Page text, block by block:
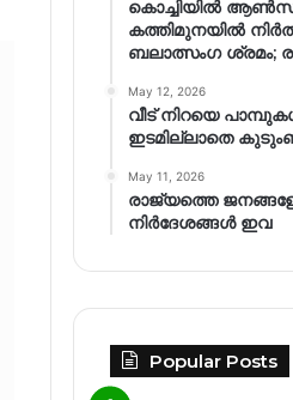
കൊച്ചിയിൽ
കത്തിമുനയിൽ
ബലാത്സംഗ​ ശ്രമം;
May 12, 2026
വീട് നിറയെ
ഇടമില്ലാതെ
May 11, 2026
രാജ്യത്തെ
നിര്‍ദേശങ്ങള്‍ ഇവ
Popular Posts